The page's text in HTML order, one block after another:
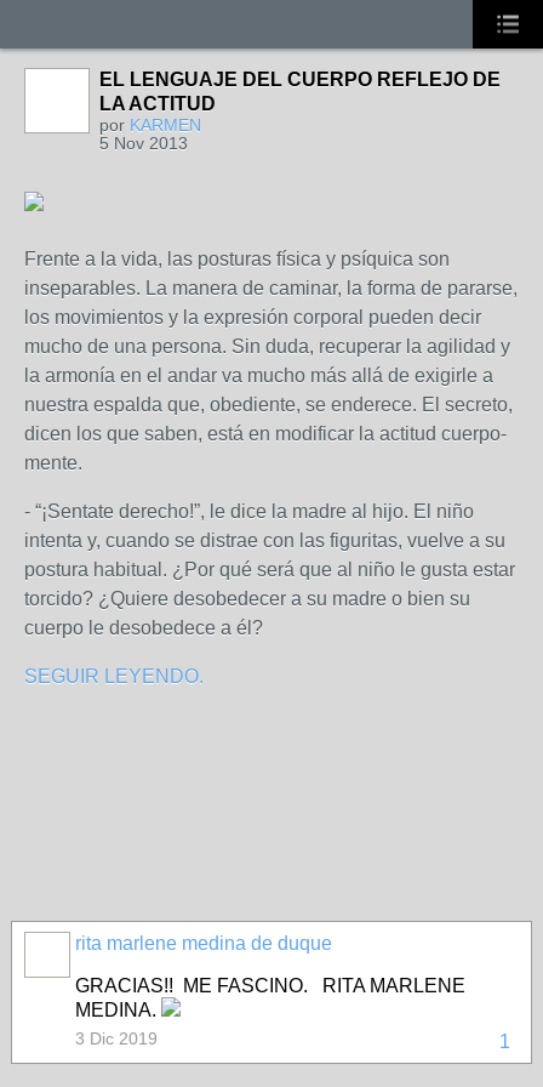
EL LENGUAJE DEL CUERPO REFLEJO DE
LA ACTITUD
por KARMEN
5 Nov 2013
Frente a la vida, las posturas física y psíquica son
inseparables. La manera de caminar, la forma de pararse,
los movimientos y la expresión corporal pueden decir
mucho de una persona. Sin duda, recuperar la agilidad y
la armonía en el andar va mucho más allá de exigirle a
nuestra espalda que, obediente, se enderece. El secreto,
dicen los que saben, está en modificar la actitud cuerpo-
mente.
- “¡Sentate derecho!”, le dice la madre al hijo. El niño
intenta y, cuando se distrae con las figuritas, vuelve a su
postura habitual. ¿Por qué será que al niño le gusta estar
torcido? ¿Quiere desobedecer a su madre o bien su
cuerpo le desobedece a él?
SEGUIR LEYENDO.
rita marlene medina de duque
GRACIAS!! ME FASCINO. RITA MARLENE
MEDINA.
1
3 Dic 2019